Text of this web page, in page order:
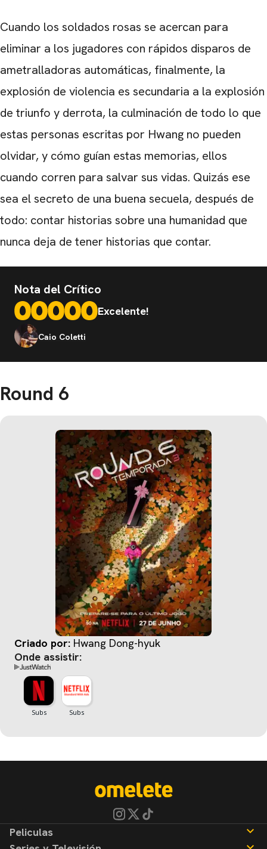
Cuando los soldados rosas se acercan para
eliminar a los jugadores con rápidos disparos de
ametralladoras automáticas, finalmente, la
explosión de violencia es secundaria a la explosión
de triunfo y derrota, la culminación de todo lo que
estas personas escritas por Hwang no pueden
olvidar, y cómo guían estas memorias, ellos
cuando corren para salvar sus vidas. Quizás ese
sea el secreto de una buena secuela, después de
todo: contar historias sobre una humanidad que
nunca deja de tener historias que contar.
Nota del Crítico
Excelente!
Caio Coletti
Round 6
Criado por: Hwang Dong-hyuk
Onde assistir:
Peliculas